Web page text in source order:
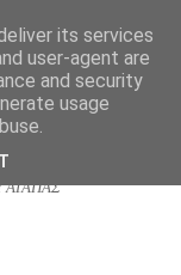
ΑΓΑΠΑΣ
its services
user-agent are
and security
usage